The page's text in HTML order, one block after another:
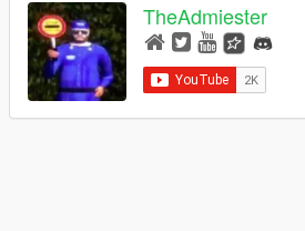
TheAdmiester